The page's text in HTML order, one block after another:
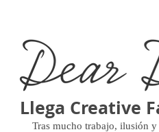
Llega Creative
Tras mucho trabajo, ilusión